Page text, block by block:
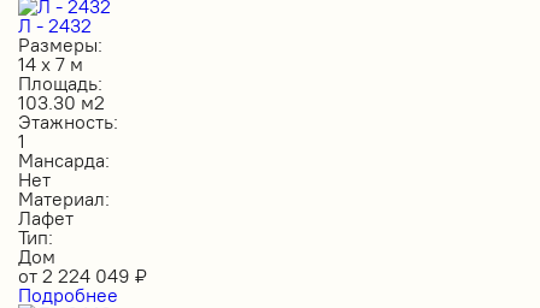
Л - 2432
Размеры:
14 х 7 м
Площадь:
103.30 м2
Этажность:
1
Мансарда:
Нет
Материал:
Лафет
Тип:
Дом
от 2 224 049 ₽
Подробнее